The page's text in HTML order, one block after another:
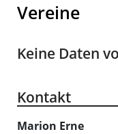
Vereine
Keine Daten
Kontakt
Marion Erne